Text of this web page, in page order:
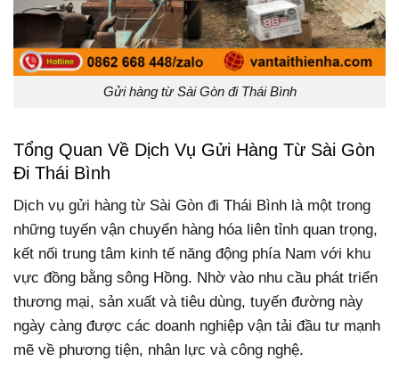
Gửi hàng từ Sài Gòn đi Thái Bình
Tổng Quan Về Dịch Vụ Gửi Hàng Từ Sài Gòn
Đi Thái Bình
Dịch vụ gửi hàng từ Sài Gòn đi Thái Bình là một trong
những tuyến vận chuyển hàng hóa liên tỉnh quan trọng,
kết nối trung tâm kinh tế năng động phía Nam với khu
vực đồng bằng sông Hồng. Nhờ vào nhu cầu phát triển
thương mại, sản xuất và tiêu dùng, tuyến đường này
ngày càng được các doanh nghiệp vận tải đầu tư mạnh
mẽ về phương tiện, nhân lực và công nghệ.